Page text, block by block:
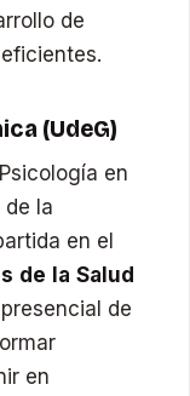
de
(UdeG)
en
de la
en el
de la Salud
de
en